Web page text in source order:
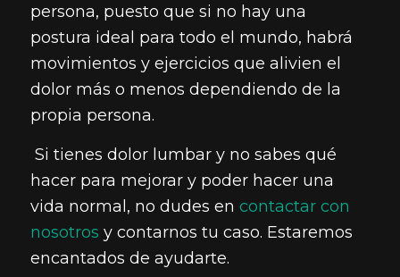
persona, puesto que si no hay una
postura ideal para todo el mundo, habrá
movimientos y ejercicios que alivien el
dolor más o menos dependiendo de la
propia persona.
Si tienes dolor lumbar y no sabes qué
hacer para mejorar y poder hacer una
vida normal, no dudes en contactar con
nosotros y contarnos tu caso. Estaremos
encantados de ayudarte.